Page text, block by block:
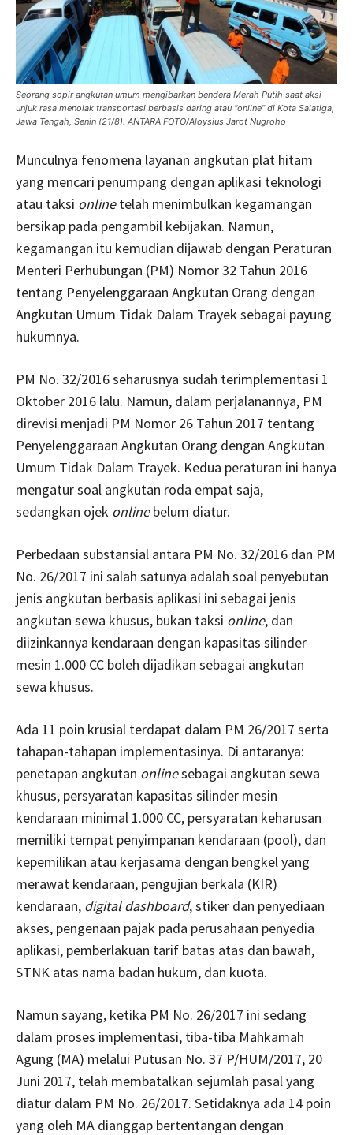
Seorang sopir angkutan umum mengibarkan bendera Merah Putih saat aksi
unjuk rasa menolak transportasi berbasis daring atau “online” di Kota Salatiga,
Jawa Tengah, Senin (21/8). ANTARA FOTO/Aloysius Jarot Nugroho
Munculnya fenomena layanan angkutan plat hitam
yang mencari penumpang dengan aplikasi teknologi
atau taksi onlinetelah menimbulkan kegamangan
bersikap pada pengambil kebijakan. Namun,
kegamangan itu kemudian dijawab dengan Peraturan
Menteri Perhubungan (PM) Nomor 32 Tahun 2016
tentang Penyelenggaraan Angkutan Orang dengan
Angkutan Umum Tidak Dalam Trayek sebagai payung
hukumnya.
PM No. 32/2016 seharusnya sudah terimplementasi 1
Oktober 2016 lalu. Namun, dalam perjalanannya, PM
direvisi menjadi PM Nomor 26 Tahun 2017 tentang
Penyelenggaraan Angkutan Orang dengan Angkutan
Umum Tidak Dalam Trayek. Kedua peraturan ini hanya
mengatur soal angkutan roda empat saja,
sedangkan ojek onlinebelum diatur.
Perbedaan substansial antara PM No. 32/2016 dan PM
No. 26/2017 ini salah satunya adalah soal penyebutan
jenis angkutan berbasis aplikasi ini sebagai jenis
angkutan sewa khusus, bukan taksi online, dan
diizinkannya kendaraan dengan kapasitas silinder
mesin 1.000 CC boleh dijadikan sebagai angkutan
sewa khusus.
Ada 11 poin krusial terdapat dalam PM 26/2017 serta
tahapan-tahapan implementasinya. Di antaranya:
penetapan angkutan onlinesebagai angkutan sewa
khusus, persyaratan kapasitas silinder mesin
kendaraan minimal 1.000 CC, persyaratan keharusan
memiliki tempat penyimpanan kendaraan (pool), dan
kepemilikan atau kerjasama dengan bengkel yang
merawat kendaraan, pengujian berkala (KIR)
kendaraan, digital dashboard, stiker dan penyediaan
akses, pengenaan pajak pada perusahaan penyedia
aplikasi, pemberlakuan tarif batas atas dan bawah,
STNK atas nama badan hukum, dan kuota.
Namun sayang, ketika PM No. 26/2017 ini sedang
dalam proses implementasi, tiba-tiba Mahkamah
Agung (MA) melalui Putusan No. 37 P/HUM/2017, 20
Juni 2017, telah membatalkan sejumlah pasal yang
diatur dalam PM No. 26/2017. Setidaknya ada 14 poin
yang oleh MA dianggap bertentangan dengan